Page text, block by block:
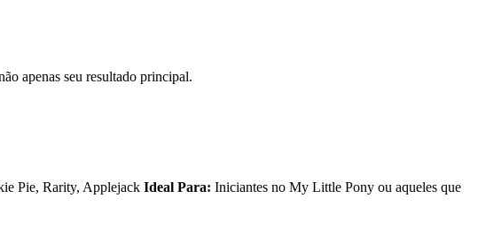
apenas seu resultado principal.
Pie, Rarity, Applejack Ideal Para: Iniciantes no My Little Pony ou aqueles que